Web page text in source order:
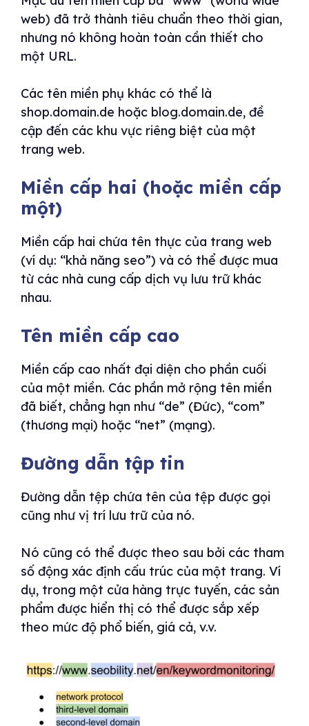
web) đã trở thành tiêu chuẩn theo thời gian,
nhưng nó không hoàn toàn cần thiết cho
một URL.
Các tên miền phụ khác có thể là
shop.domain.de hoặc blog.domain.de, đề
cập đến các khu vực riêng biệt của một
trang web.
Miền cấp hai (hoặc miền cấp
một)
Miền cấp hai chứa tên thực của trang web
(ví dụ: “khả năng seo”) và có thể được mua
từ các nhà cung cấp dịch vụ lưu trữ khác
nhau.
Tên miền cấp cao
Miền cấp cao nhất đại diện cho phần cuối
của một miền. Các phần mở rộng tên miền
đã biết, chẳng hạn như “de” (Đức), “com”
(thương mại) hoặc “net” (mạng).
Đường dẫn tập tin
Đường dẫn tệp chứa tên của tệp được gọi
cũng như vị trí lưu trữ của nó.
Nó cũng có thể được theo sau bởi các tham
số động xác định cấu trúc của một trang. Ví
dụ, trong một cửa hàng trực tuyến, các sản
phẩm được hiển thị có thể được sắp xếp
theo mức độ phổ biến, giá cả, v.v.